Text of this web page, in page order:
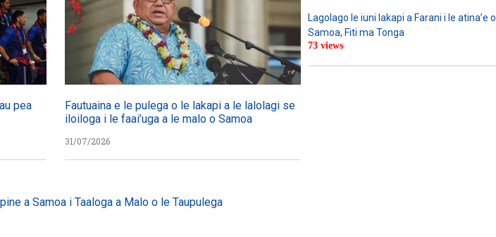
pea
Fautuaina e le pulega o le lakapi a le lalolagi se
iloiloga i le faai’uga a le malo o Samoa
31/07/2026
Lagolago le iuni lakapi a Farani i le atina’e
Samoa, Fiti ma Tonga
73 views
pine a Samoa i Taaloga a Malo o le Taupulega